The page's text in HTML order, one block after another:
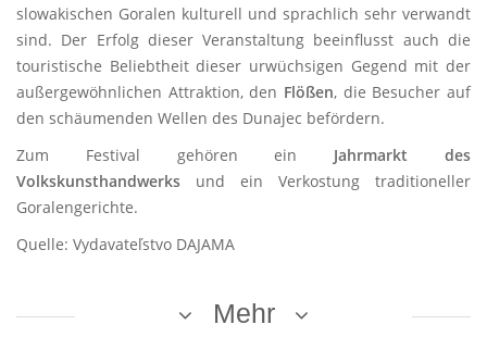
slowakischen Goralen kulturell und sprachlich sehr verwandt
sind. Der Erfolg dieser Veranstaltung beeinflusst auch die
touristische Beliebtheit dieser urwüchsigen Gegend mit der
außergewöhnlichen Attraktion, den Flößen, die Besucher auf
den schäumenden Wellen des Dunajec befördern.
Zum Festival gehören ein Jahrmarkt des
Volkskunsthandwerks und ein Verkostung traditioneller
Goralengerichte.
Quelle: Vydavateľstvo DAJAMA
Mehr